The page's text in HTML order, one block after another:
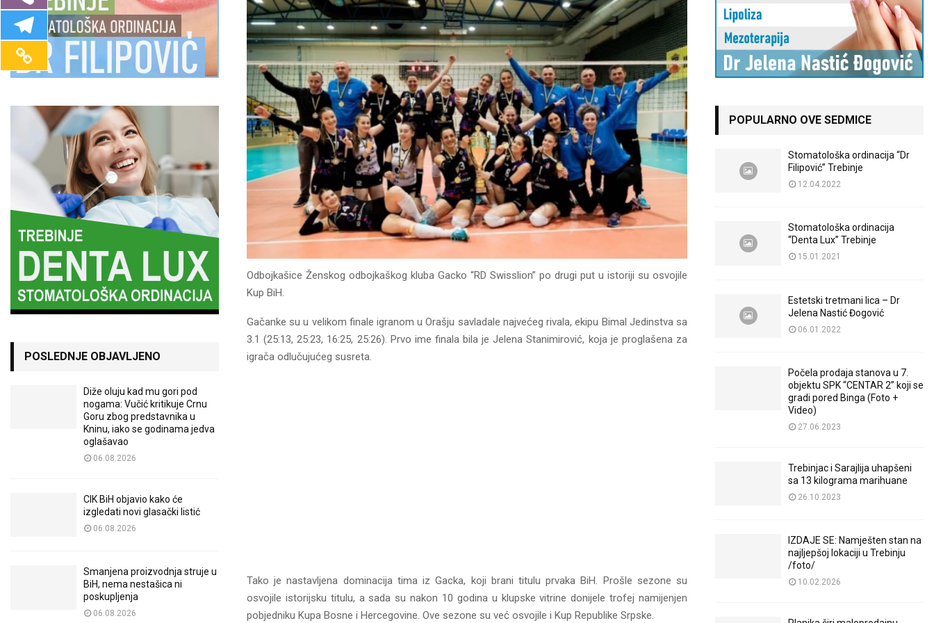
Odbojkašice Ženskog odbojkaškog kluba Gacko “RD Swisslion” po drugi put u istoriji su osvojile
Kup BiH.
Gačanke su u velikom finale igranom u Orašju savladale najvećeg rivala, ekipu Bimal Jedinstva sa
3.1 (25:13, 25:23, 16:25, 25:26). Prvo ime finala bila je Jelena Stanimirović, koja je proglašena za
igrača odlučujućeg susreta.
Tako je nastavljena dominacija tima iz Gacka, koji brani titulu prvaka BiH. Prošle sezone su
osvojile istorijsku titulu, a sada su nakon 10 godina u klupske vitrine donijele trofej namijenjen
pobjedniku Kupa Bosne i Hercegovine. Ove sezone su već osvojile i Kup Republike Srpske.
POSLEDNJE OBJAVLJENO
Diže oluju kad mu gori pod
nogama: Vučić kritikuje Crnu
Goru zbog predstavnika u
Kninu, iako se godinama jedva
oglašavao
06.08.2026
CIK BiH objavio kako će
izgledati novi glasački listić
06.08.2026
Smanjena proizvodnja struje u
BiH, nema nestašica ni
poskupljenja
06.08.2026
POPULARNO OVE SEDMICE
Stomatološka ordinacija “Dr
Filipović” Trebinje
12.04.2022
Stomatološka ordinacija
“Denta Lux” Trebinje
15.01.2021
Estetski tretmani lica – Dr
Jelena Nastić Đogović
06.01.2022
Počela prodaja stanova u 7.
objektu SPK “CENTAR 2” koji se
gradi pored Binga (Foto +
Video)
27.06.2023
Trebinjac i Sarajlija uhapšeni
sa 13 kilograma marihuane
26.10.2023
IZDAJE SE: Namješten stan na
najljepšoj lokaciji u Trebinju
/foto/
10.02.2026